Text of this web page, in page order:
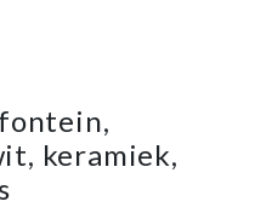
keramiek,